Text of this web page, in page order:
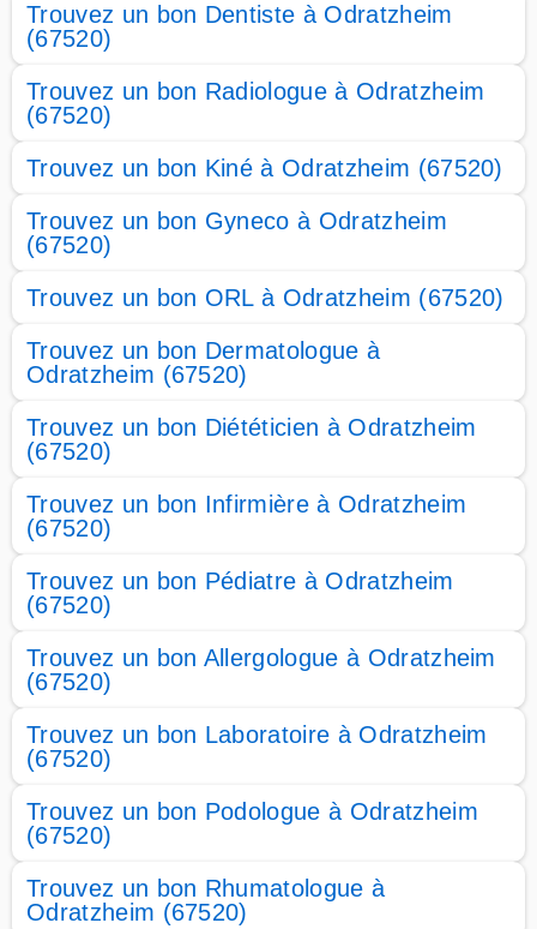
Trouvez un bon Dentiste à Odratzheim
(67520)
Trouvez un bon Radiologue à Odratzheim
(67520)
Trouvez un bon Kiné à Odratzheim (67520)
Trouvez un bon Gyneco à Odratzheim
(67520)
Trouvez un bon ORL à Odratzheim (67520)
Trouvez un bon Dermatologue à
Odratzheim (67520)
Trouvez un bon Diététicien à Odratzheim
(67520)
Trouvez un bon Infirmière à Odratzheim
(67520)
Trouvez un bon Pédiatre à Odratzheim
(67520)
Trouvez un bon Allergologue à Odratzheim
(67520)
Trouvez un bon Laboratoire à Odratzheim
(67520)
Trouvez un bon Podologue à Odratzheim
(67520)
Trouvez un bon Rhumatologue à
Odratzheim (67520)